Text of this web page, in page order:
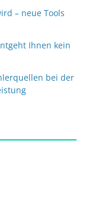
– neue Tools
Ihnen kein
bei der